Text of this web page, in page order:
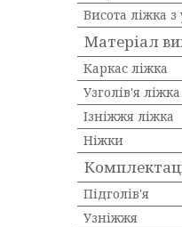
Висота ліжка
Матеріал
Каркас ліжка
Узголів'я ліжка
Ізніжжя ліжка
Ніжки
Підголів'я
Узніжжя